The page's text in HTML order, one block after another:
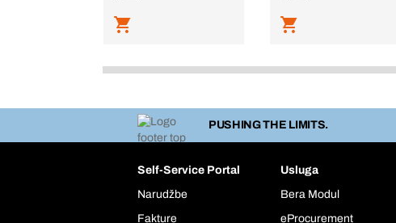
PUSHING THE LIMITS.
Self-Service Portal
Narudžbe
Fakture
Usluga
Bera Modul
eProcurement